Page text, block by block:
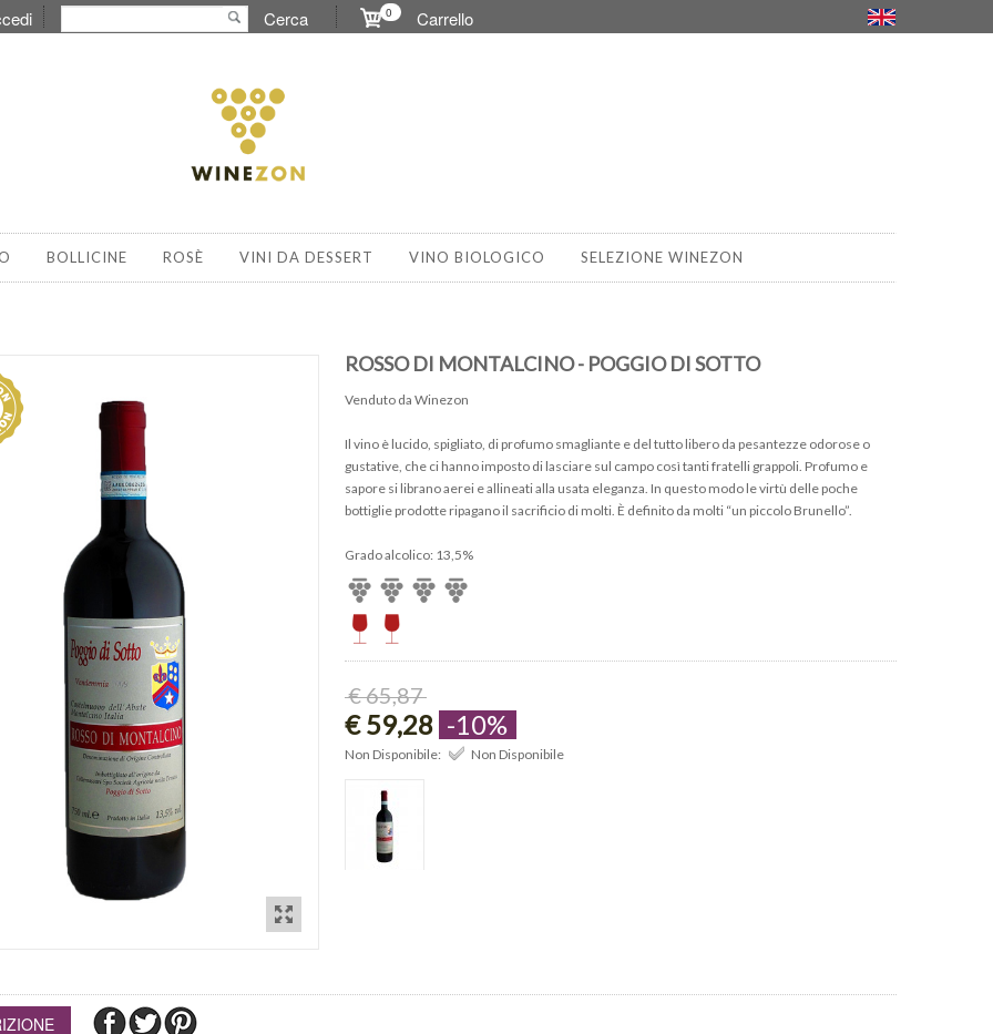
Cerca 0 Carrello
BOLLICINE ROSÈ VINI DA DESSERT VINO BIOLOGICO SELEZIONE WINEZON
ROSSO DI MONTALCINO - POGGIO DI SOTTO
Venduto da Winezon
Il vino è lucido, spigliato, di profumo smagliante e del tutto libero da pesantezze odorose o
gustative, che ci hanno imposto di lasciare sul campo così tanti fratelli grappoli. Profumo e
sapore si librano aerei e allineati alla usata eleganza. In questo modo le virtù delle poche
bottiglie prodotte ripagano il sacrificio di molti. È definito da molti “un piccolo Brunello”.
Grado alcolico: 13,5%
€ 65,87
€ 59,28 -10%
Non Disponibile: Non Disponibile